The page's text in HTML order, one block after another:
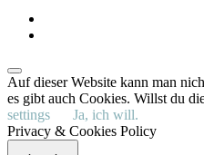
Auf dieser Website kann man
es gibt auch Cookies. Willst du
settings
Ja, ich will.
Privacy & Cookies Policy